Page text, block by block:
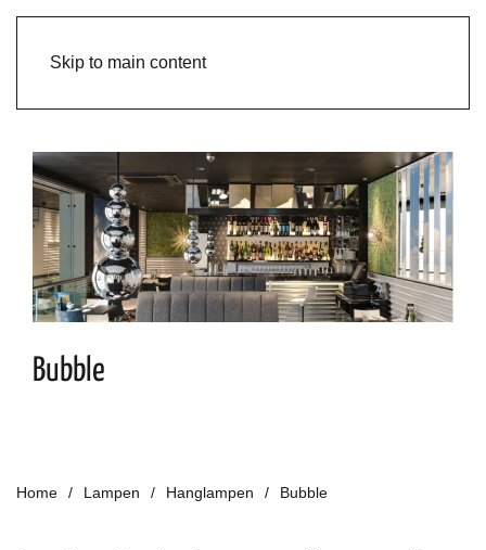
Skip to main content
Bubble
Home Lampen Hanglampen Bubble